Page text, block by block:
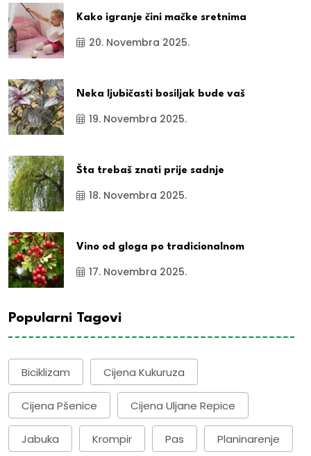
Kako igranje čini mačke sretnima
20. Novembra 2025.
Neka ljubičasti bosiljak bude vaš
19. Novembra 2025.
Šta trebaš znati prije sadnje
18. Novembra 2025.
Vino od gloga po tradicionalnom
17. Novembra 2025.
Popularni Tagovi
Biciklizam Cijena Kukuruza
Cijena Pšenice Cijena Uljane Repice
Jabuka Krompir Pas Planinarenje